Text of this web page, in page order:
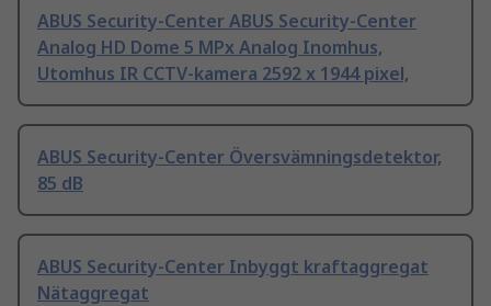
ABUS Security-Center ABUS Security-Center
Analog HD Dome 5 MPx Analog Inomhus,
Utomhus IR CCTV-kamera 2592 x 1944 pixel,
ABUS Security-Center Översvämningsdetektor,
85 dB
ABUS Security-Center Inbyggt kraftaggregat
Nätaggregat